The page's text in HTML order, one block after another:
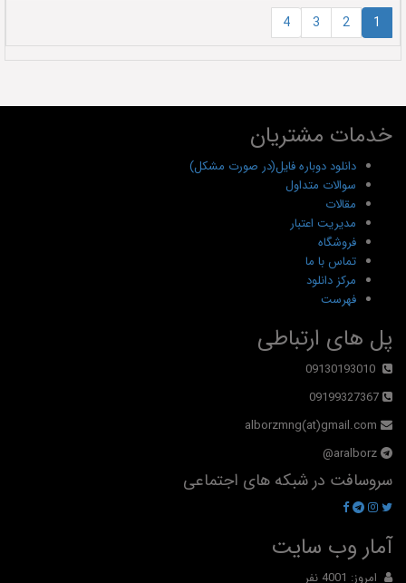
1
2
3
4
خدمات مشتریان
دانلود دوباره فایل(در صورت مشکل)
سوالات متداول
مقالات
مدیریت اعتبار
فروشگاه
تماس با ما
مرکز دانلود
فهرست
پل های ارتباطی
09130193010
09199327367
alborzmng(at)gmail.com
aralborz@
سروسافت در شبکه های اجتماعی
آمار وب سایت
امروز: 4001 نفر